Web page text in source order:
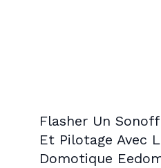
Flasher Un Sonoff
Et Pilotage Avec
Domotique